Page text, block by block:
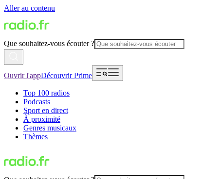
Aller au contenu
Que souhaitez-vous écouter ?
Ouvrir l'appDécouvrir Prime
Top 100 radios
Podcasts
Sport en direct
À proximité
Genres musicaux
Thèmes